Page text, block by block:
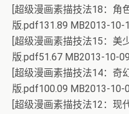
[超级漫画素描技法18：角
版.pdf131.89 MB2013-10-
[超级漫画素描技法15：美
版.pdf51.67 MB2013-10-09
[超级漫画素描技法14：奇
版.pdf100.09 MB2013-10-
[超级漫画素描技法12：现